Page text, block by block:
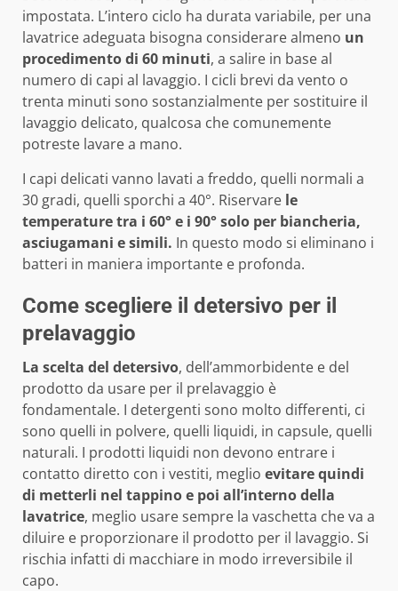
impostata. L’intero ciclo ha durata variabile, per una
lavatrice adeguata bisogna considerare almeno un
procedimento di 60 minuti, a salire in base al
numero di capi al lavaggio. I cicli brevi da vento o
trenta minuti sono sostanzialmente per sostituire il
lavaggio delicato, qualcosa che comunemente
potreste lavare a mano.
I capi delicati vanno lavati a freddo, quelli normali a
30 gradi, quelli sporchi a 40°. Riservare le
temperature tra i 60° e i 90° solo per biancheria,
asciugamani e simili. In questo modo si eliminano i
batteri in maniera importante e profonda.
Come scegliere il detersivo per il
prelavaggio
La scelta del detersivo, dell’ammorbidente e del
prodotto da usare per il prelavaggio è
fondamentale. I detergenti sono molto differenti, ci
sono quelli in polvere, quelli liquidi, in capsule, quelli
naturali. I prodotti liquidi non devono entrare i
contatto diretto con i vestiti, meglio evitare quindi
di metterli nel tappino e poi all’interno della
lavatrice, meglio usare sempre la vaschetta che va a
diluire e proporzionare il prodotto per il lavaggio. Si
rischia infatti di macchiare in modo irreversibile il
capo.